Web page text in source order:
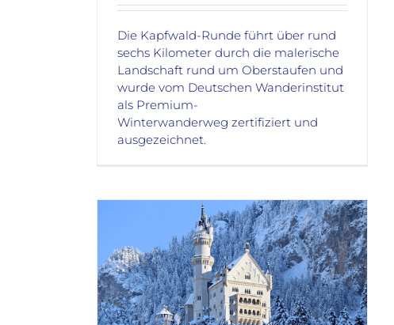
Die Kapfwald-Runde führt über rund
sechs Kilometer durch die malerische
Landschaft rund um Oberstaufen und
wurde vom Deutschen Wanderinstitut
als Premium-
Winterwanderweg zertifiziert und
ausgezeichnet.